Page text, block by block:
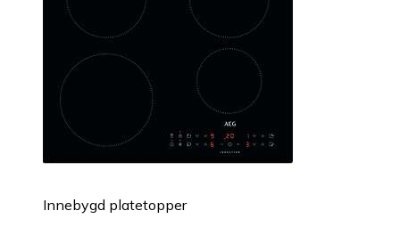
Innebygd platetopper